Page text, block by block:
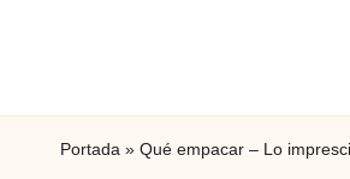
Portada » Qué empacar – Lo